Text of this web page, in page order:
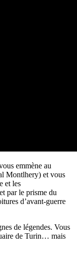
emmène au
Montlhery) et vous
et les
par le prisme du
d’avant-guerre
de légendes. Vous
de Turin… mais